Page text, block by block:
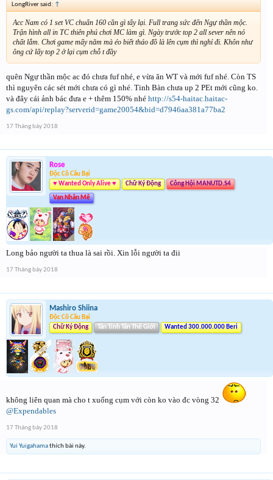
LongRiver said: ↑
Acc Nam có 1 set VC chuẩn 160 cần gì tẩy lại. Full trang sức đến Ngự thần mộc.
Trận hình all in TC thiên phú chơi MC làm gì. Ngày trước top 2 all sever nên nó
chất lắm. Chơi game mấy năm mà éo biết tháo đồ là lên cụm thì nghỉ đi. Khôn như
ông cứ lấy top 2 ở lại cụm chỗ t đầy
quên Ngự thần mộc ac đó chưa fuf nhé, e vừa ăn WT và mới fuf nhé. Còn TS
thì nguyên các sét mới chưa có gì nhé. Tinh Bàn chưa up 2 PEt mới cũng ko.
và đây cái ảnh bác đưa e + thêm 150% nhé http://s54-haitac.haitac-
gs.com/api/replay?serverid=game20054&bid=d7946aa381a77ba2
17 Tháng bảy 2018
Rose
Độc Cô Cầu Bại
♥ Wanted Only Alive ♥
Chữ Ký Động Công Hội MANUTD.S4
Vạn Nhân Mê
Long bảo người ta thua là sai rồi. Xin lỗi người ta đii
17 Tháng bảy 2018
Mashiro Shiina
Độc Cô Cầu Bại
Chữ Ký Động
Tân Tinh Tân Thế Giới Wanted 300.000.000 Beri
không liên quan mà cho t xuống cụm với còn ko vào đc vòng 32
@Expendables
17 Tháng bảy 2018
Yui Yuigahamathích bài này.